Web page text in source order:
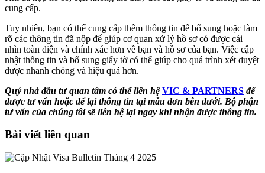
cung cấp.
Tuy nhiên, bạn có thể cung cấp thêm thông tin để bổ sung hoặc làm
rõ các thông tin đã nộp để giúp cơ quan xử lý hồ sơ có được cái
nhìn toàn diện và chính xác hơn về bạn và hồ sơ của bạn. Việc cập
nhật thông tin và bổ sung giấy tờ có thể giúp cho quá trình xét duyệt
được nhanh chóng và hiệu quả hơn.
Quý nhà đầu tư quan tâm có thể liên hệ VIC & PARTNERS để
được tư vấn hoặc đểlại thông tin tại mẫu đơn bên dưới. Bộ phận
tư vấn của chúng tôi sẽ liên hệ lại ngay khi nhận được thông tin.
Bài viết liên quan